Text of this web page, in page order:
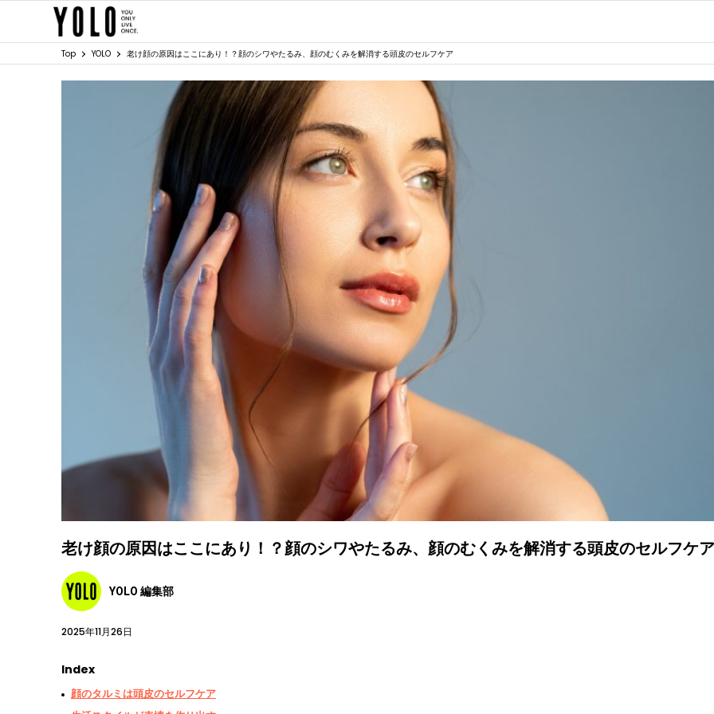
Top YOLO 老け顔の原因はここにあり！？顔のシワやたるみ、顔のむくみを解消する頭皮のセルフケア
老け顔の原因はここにあり！？顔のシワやたるみ、顔のむくみを解消する頭皮のセルフケア
YOLO 編集部
2025年11月26日
Index
顔のタルミは頭皮のセルフケア